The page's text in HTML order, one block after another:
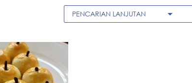
PENCARIAN LANJUTAN arrow_drop_down